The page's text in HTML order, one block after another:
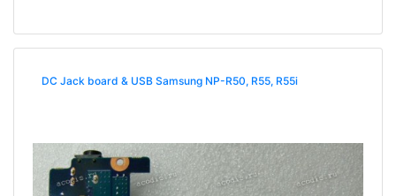
DC Jack board & USB Samsung NP-R50, R55, R55i